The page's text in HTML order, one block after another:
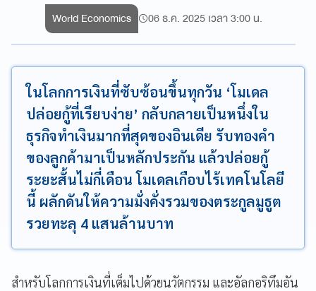
World Economics 06 ธ.ค. 2025 เวลา 3:00 น.
ในโลกการเงินที่ซับซ้อนขึ้นทุกวัน ‘โมเดล
ปล่อยกู้ที่เรียบง่าย’ กลับกลายเป็นหนึ่งใน
ธุรกิจทำเงินมากที่สุดของอินเดีย รับทองคำ
ของลูกค้ามาเป็นหลักประกัน แล้วปล่อยกู้
ระยะสั้นไม่กี่เดือน โมเดลเกือบไร้เทคโนโลยี
นี้ ผลักดันให้ความมั่งคั่งรวมของตระกูลมูธูต
รวยทะลุ 4 แสนล้านบาท
สำหรับโลกการเงินที่เต็มไปด้วยนวัตกรรม และอัลกอริทึมอัน